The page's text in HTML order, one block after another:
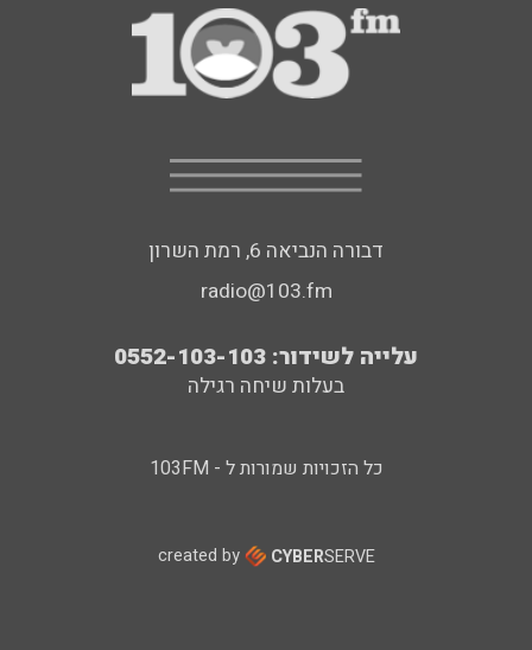
דבורה הנביאה 6, רמת השרון
radio@103.fm
עלייה לשידור: 0552-103-103
בעלות שיחה רגילה
כל הזכויות שמורות ל - 103FM
created by CYBERSERVE